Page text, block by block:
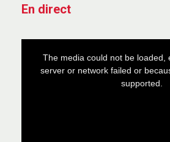
En direct
The media could not be loaded,
server or network failed or
supported.